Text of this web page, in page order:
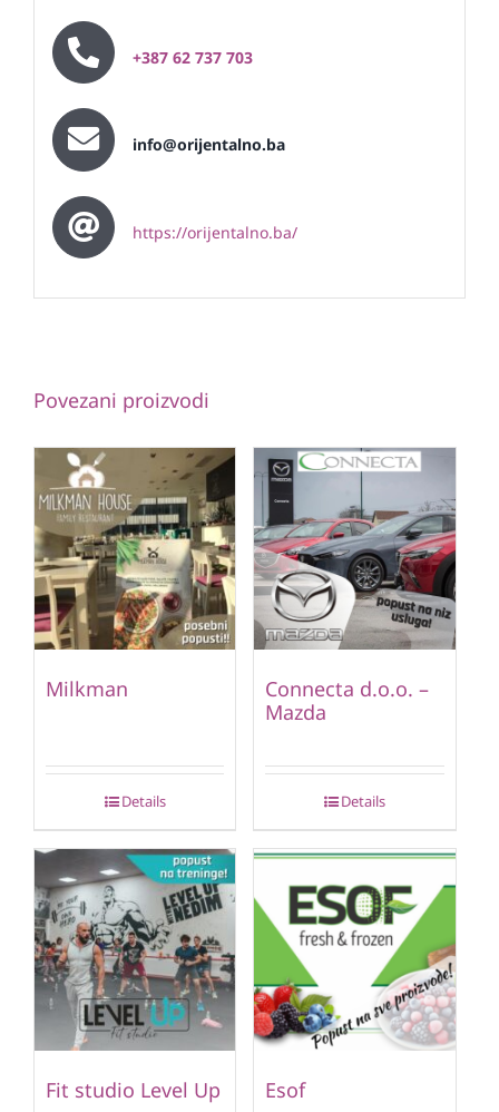
+387 62 737 703
info@orijentalno.ba
https://orijentalno.ba/
Povezani proizvodi
Milkman
Details
Connecta d.o.o. –
Mazda
Details
Fit studio Level Up Esof